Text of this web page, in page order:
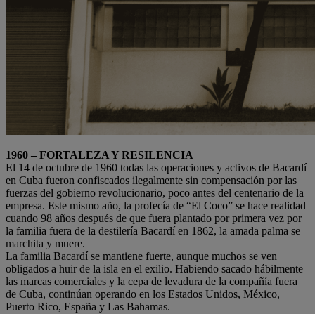
1960 – FORTALEZA Y RESILENCIA
El 14 de octubre de 1960 todas las operaciones y activos de Bacardí
en Cuba fueron confiscados ilegalmente sin compensación por las
fuerzas del gobierno revolucionario, poco antes del centenario de la
empresa. Este mismo año, la profecía de “El Coco” se hace realidad
cuando 98 años después de que fuera plantado por primera vez por
la familia fuera de la destilería Bacardí en 1862, la amada palma se
marchita y muere.
La familia Bacardí se mantiene fuerte, aunque muchos se ven
obligados a huir de la isla en el exilio. Habiendo sacado hábilmente
las marcas comerciales y la cepa de levadura de la compañía fuera
de Cuba, continúan operando en los Estados Unidos, México,
Puerto Rico, España y Las Bahamas.